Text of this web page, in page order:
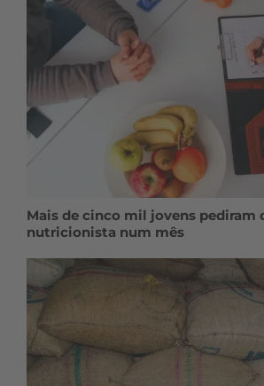
Mais de cinco mil jovens pediram
nutricionista num mês